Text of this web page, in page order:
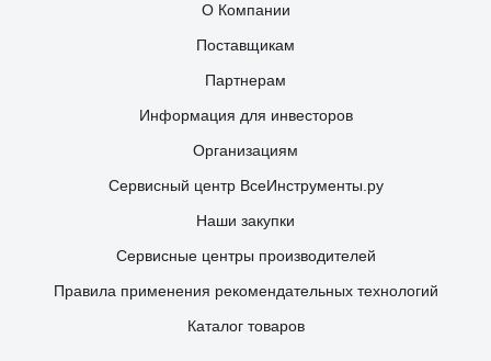
О Компании
Поставщикам
Партнерам
Информация для инвесторов
Организациям
Сервисный центр ВсеИнструменты.ру
Наши закупки
Сервисные центры производителей
Правила применения рекомендательных технологий
Каталог товаров